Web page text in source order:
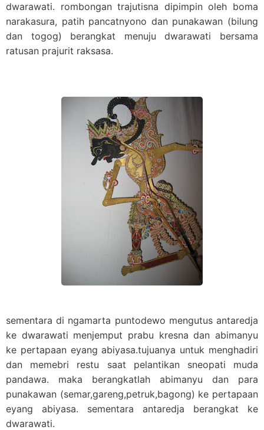
dwarawati. rombongan trajutisna dipimpin oleh boma
narakasura, patih pancatnyono dan punakawan (bilung
dan togog) berangkat menuju dwarawati bersama
ratusan prajurit raksasa.
sementara di ngamarta puntodewo mengutus antaredja
ke dwarawati menjemput prabu kresna dan abimanyu
ke pertapaan eyang abiyasa.tujuanya untuk menghadiri
dan memebri restu saat pelantikan sneopati muda
pandawa. maka berangkatlah abimanyu dan para
punakawan (semar,gareng,petruk,bagong) ke pertapaan
eyang abiyasa. sementara antaredja berangkat ke
dwarawati.